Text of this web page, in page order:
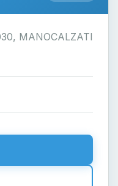
MANOCALZATI